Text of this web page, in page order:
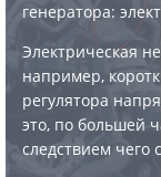
генератора:
Электрическая
например,
регулятора
это, по большей
следствием чего